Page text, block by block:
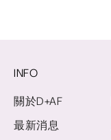
INFO
關於D+AF
最新消息